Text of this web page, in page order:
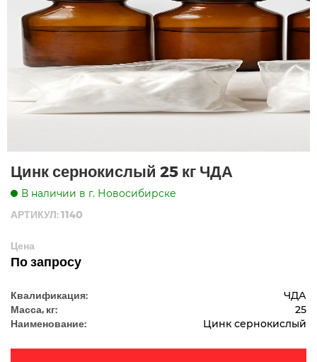
Цинк сернокислый 25 кг ЧДА
В наличии в г. Новосибирске
АРТИКУЛ: 1140
Цена
По запросу
Квалификация: ЧДА
Масса, кг: 25
Наименование: Цинк сернокислый